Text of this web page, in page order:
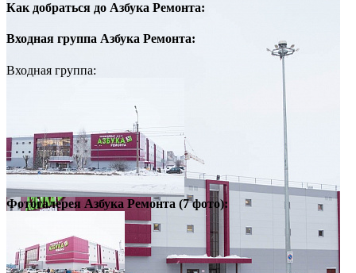
Как добраться до Азбука Ремонта:
Входная группа Азбука Ремонта:
Входная группа:
Фотогалерея Азбука Ремонта (7 фото):